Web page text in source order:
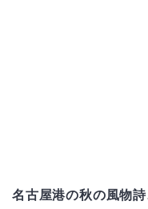
名古屋港の秋の風物